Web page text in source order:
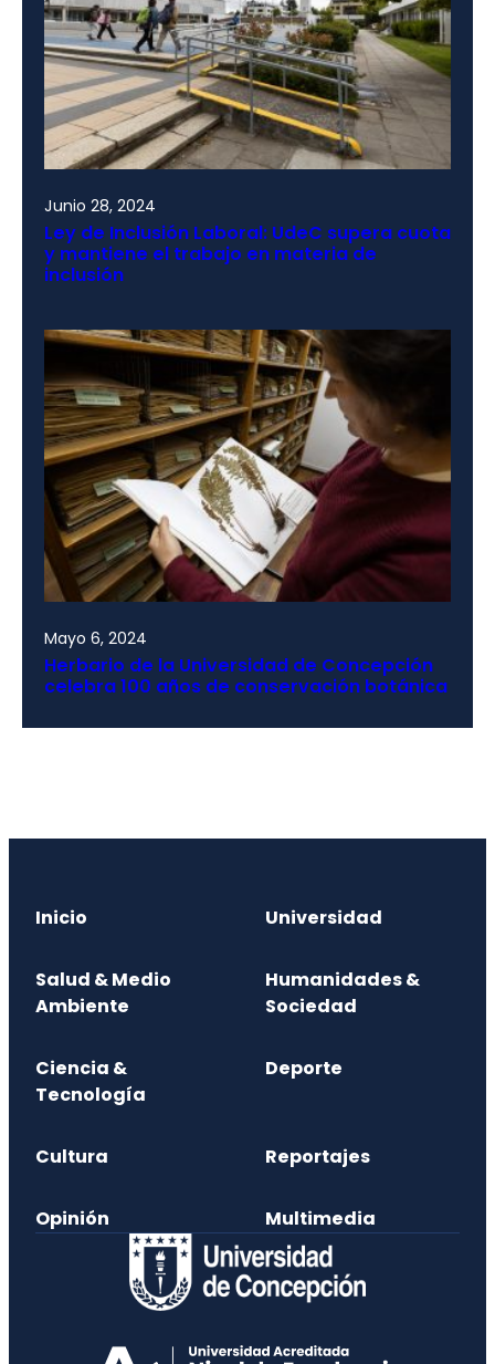
Junio 28, 2024
Ley de Inclusión Laboral: UdeC supera cuota
y mantiene el trabajo en materia de
inclusión
Mayo 6, 2024
Herbario de la Universidad de Concepción
celebra 100 años de conservación botánica
Inicio Universidad
Salud & Medio
Ambiente
Humanidades &
Sociedad
Ciencia &
Tecnología
Deporte
Cultura Reportajes
Opinión Multimedia